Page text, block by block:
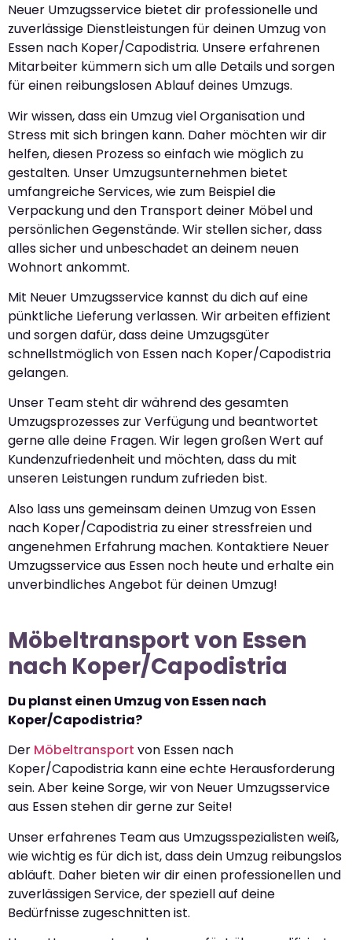
Neuer Umzugsservice bietet dir professionelle und
zuverlässige Dienstleistungen für deinen Umzug von
Essen nach Koper/Capodistria. Unsere erfahrenen
Mitarbeiter kümmern sich um alle Details und sorgen
für einen reibungslosen Ablauf deines Umzugs.
Wir wissen, dass ein Umzug viel Organisation und
Stress mit sich bringen kann. Daher möchten wir dir
helfen, diesen Prozess so einfach wie möglich zu
gestalten. Unser Umzugsunternehmen bietet
umfangreiche Services, wie zum Beispiel die
Verpackung und den Transport deiner Möbel und
persönlichen Gegenstände. Wir stellen sicher, dass
alles sicher und unbeschadet an deinem neuen
Wohnort ankommt.
Mit Neuer Umzugsservice kannst du dich auf eine
pünktliche Lieferung verlassen. Wir arbeiten effizient
und sorgen dafür, dass deine Umzugsgüter
schnellstmöglich von Essen nach Koper/Capodistria
gelangen.
Unser Team steht dir während des gesamten
Umzugsprozesses zur Verfügung und beantwortet
gerne alle deine Fragen. Wir legen großen Wert auf
Kundenzufriedenheit und möchten, dass du mit
unseren Leistungen rundum zufrieden bist.
Also lass uns gemeinsam deinen Umzug von Essen
nach Koper/Capodistria zu einer stressfreien und
angenehmen Erfahrung machen. Kontaktiere Neuer
Umzugsservice aus Essen noch heute und erhalte ein
unverbindliches Angebot für deinen Umzug!
Möbeltransport von Essen
nach Koper/Capodistria
Du planst einen Umzug von Essen nach
Koper/Capodistria?
Der Möbeltransport von Essen nach
Koper/Capodistria kann eine echte Herausforderung
sein. Aber keine Sorge, wir von Neuer Umzugsservice
aus Essen stehen dir gerne zur Seite!
Unser erfahrenes Team aus Umzugsspezialisten weiß,
wie wichtig es für dich ist, dass dein Umzug reibungslos
abläuft. Daher bieten wir dir einen professionellen und
zuverlässigen Service, der speziell auf deine
Bedürfnisse zugeschnitten ist.